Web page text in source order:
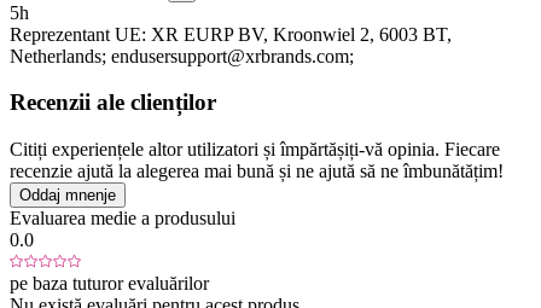
5h
Reprezentant UE: XR EURP BV, Kroonwiel 2, 6003 BT,
Netherlands; endusersupport@xrbrands.com;
Recenzii ale clienților
Citiți experiențele altor utilizatori și împărtășiți-vă opinia. Fiecare
recenzie ajută la alegerea mai bună și ne ajută să ne îmbunătățim!
Oddaj mnenje
Evaluarea medie a produsului
0.0
pe baza tuturor evaluărilor